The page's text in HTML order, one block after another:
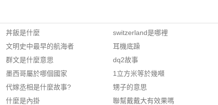
丼飯是什麼
文明史中最早的航海者
群文是什麼意思
墨西哥屬於哪個國家
代嫁丞相是什麼故事?
什麼是內掛
switzerland是哪裡
耳機底躁
dq2故事
1立方米等於幾噸
甥子的意思
聯幫戴戴大有效果嗎